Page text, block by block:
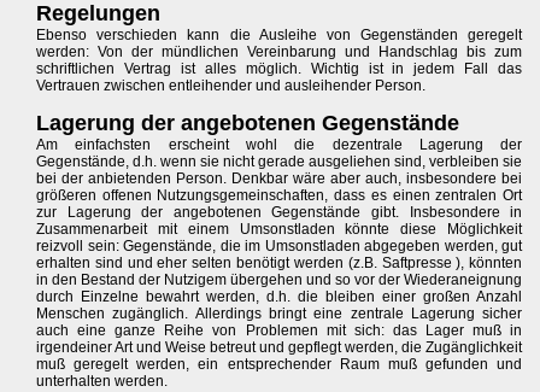
Regelungen
Ebenso verschieden kann die Ausleihe von Gegenständen geregelt
werden: Von der mündlichen Vereinbarung und Handschlag bis zum
schriftlichen Vertrag ist alles möglich. Wichtig ist in jedem Fall das
Vertrauen zwischen entleihender und ausleihender Person.
Lagerung der angebotenen Gegenstände
Am einfachsten erscheint wohl die dezentrale Lagerung der
Gegenstände, d.h. wenn sie nicht gerade ausgeliehen sind, verbleiben sie
bei der anbietenden Person. Denkbar wäre aber auch, insbesondere bei
größeren offenen Nutzungsgemeinschaften, dass es einen zentralen Ort
zur Lagerung der angebotenen Gegenstände gibt. Insbesondere in
Zusammenarbeit mit einem Umsonstladen könnte diese Möglichkeit
reizvoll sein: Gegenstände, die im Umsonstladen abgegeben werden, gut
erhalten sind und eher selten benötigt werden (z.B. Saftpresse ), könnten
in den Bestand der Nutzigem übergehen und so vor der Wiederaneignung
durch Einzelne bewahrt werden, d.h. die bleiben einer großen Anzahl
Menschen zugänglich. Allerdings bringt eine zentrale Lagerung sicher
auch eine ganze Reihe von Problemen mit sich: das Lager muß in
irgendeiner Art und Weise betreut und gepflegt werden, die Zugänglichkeit
muß geregelt werden, ein entsprechender Raum muß gefunden und
unterhalten werden.